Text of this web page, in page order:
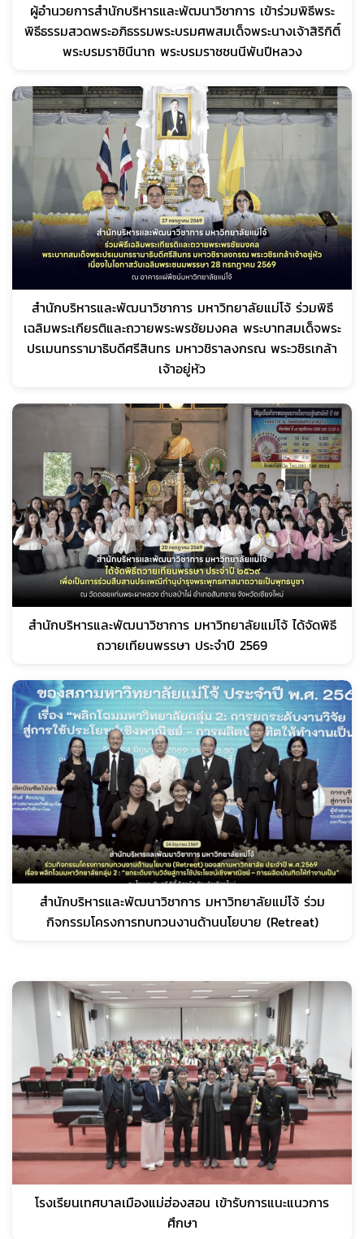
ผู้อำนวยการสำนักบริหารและพัฒนาวิชาการ เข้าร่วมพิธีพระ
พิธีธรรมสวดพระอภิธรรมพระบรมศพสมเด็จพระนางเจ้าสิริกิติ์
พระบรมราชินีนาถ พระบรมราชชนนีพันปีหลวง
สำนักบริหารและพัฒนาวิชาการ มหาวิทยาลัยแม่โจ้ ร่วมพิธี
เฉลิมพระเกียรติและถวายพระพรชัยมงคล พระบาทสมเด็จพระ
ปรเมนทรรามาธิบดีศรีสินทร มหาวชิราลงกรณ พระวชิรเกล้า
เจ้าอยู่หัว
สำนักบริหารและพัฒนาวิชาการ มหาวิทยาลัยแม่โจ้ ได้จัดพิธี
ถวายเทียนพรรษา ประจำปี 2569
สำนักบริหารและพัฒนาวิชาการ มหาวิทยาลัยแม่โจ้ ร่วม
กิจกรรมโครงการทบทวนงานด้านนโยบาย (Retreat)
โรงเรียนเทศบาลเมืองแม่ฮ่องสอน เข้ารับการแนะแนวการ
ศึกษา